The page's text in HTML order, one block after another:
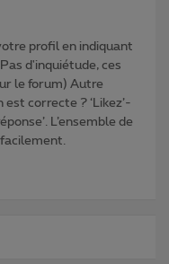
profil en indiquant
d'inquiétude, ces
le forum) Autre
correcte ? ‘Likez’-
L’ensemble de